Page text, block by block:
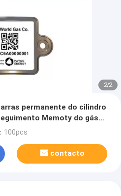
2/2
permanente do cilindro
Memoty do gás
100pcs
contacto